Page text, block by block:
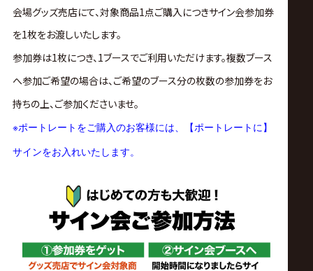
会場グッズ売店にて、対象商品1点ご購入につきサイン会参加券
を1枚をお渡しいたします。
参加券は1枚につき、1ブースでご利用いただけます。複数ブース
へ参加ご希望の場合は、ご希望のブース分の枚数の参加券をお
持ちの上、ご参加くださいませ。
※ポートレートをご購入のお客様には、【ポートレートに】
サインをお入れいたします。